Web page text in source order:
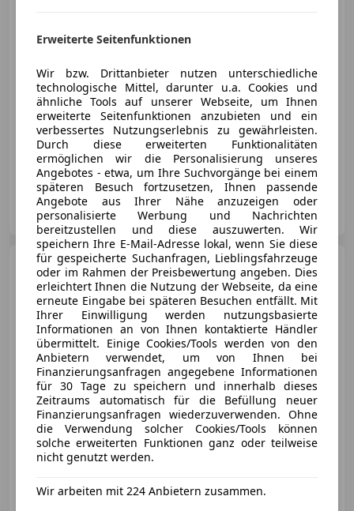
€ 34 890
Reduziert 02/2025 1 258 km
Diesel
103 kW (140 PS)
Autozentrum Jagersberger GmbH
AT-8160 Weiz
Ford PumaST-Line 5D 1.0T
125 MHEV M6 FWD
€ 22 987
Neu 08/2026 - km
Elektro/Benzin
Erweiterte Seitenfunktionen
Wir bzw. Drittanbieter nutzen unterschiedliche
technologische Mittel, darunter u.a. Cookies und
ähnliche Tools auf unserer Webseite, um Ihnen
erweiterte Seitenfunktionen anzubieten und ein
verbessertes Nutzungserlebnis zu gewährleisten.
Durch diese erweiterten Funktionalitäten
ermöglichen wir die Personalisierung unseres
Angebotes - etwa, um Ihre Suchvorgänge bei einem
späteren Besuch fortzusetzen, Ihnen passende
Angebote aus Ihrer Nähe anzuzeigen oder
personalisierte Werbung und Nachrichten
bereitzustellen und diese auszuwerten. Wir
speichern Ihre E-Mail-Adresse lokal, wenn Sie diese
für gespeicherte Suchanfragen, Lieblingsfahrzeuge
oder im Rahmen der Preisbewertung angeben. Dies
erleichtert Ihnen die Nutzung der Webseite, da eine
erneute Eingabe bei späteren Besuchen entfällt. Mit
Ihrer Einwilligung werden nutzungsbasierte
Informationen an von Ihnen kontaktierte Händler
übermittelt. Einige Cookies/Tools werden von den
Anbietern verwendet, um von Ihnen bei
Finanzierungsanfragen angegebene Informationen
für 30 Tage zu speichern und innerhalb dieses
Zeitraums automatisch für die Befüllung neuer
Finanzierungsanfragen wiederzuverwenden. Ohne
die Verwendung solcher Cookies/Tools können
solche erweiterten Funktionen ganz oder teilweise
nicht genutzt werden.
Wir arbeiten mit 224 Anbietern zusammen.